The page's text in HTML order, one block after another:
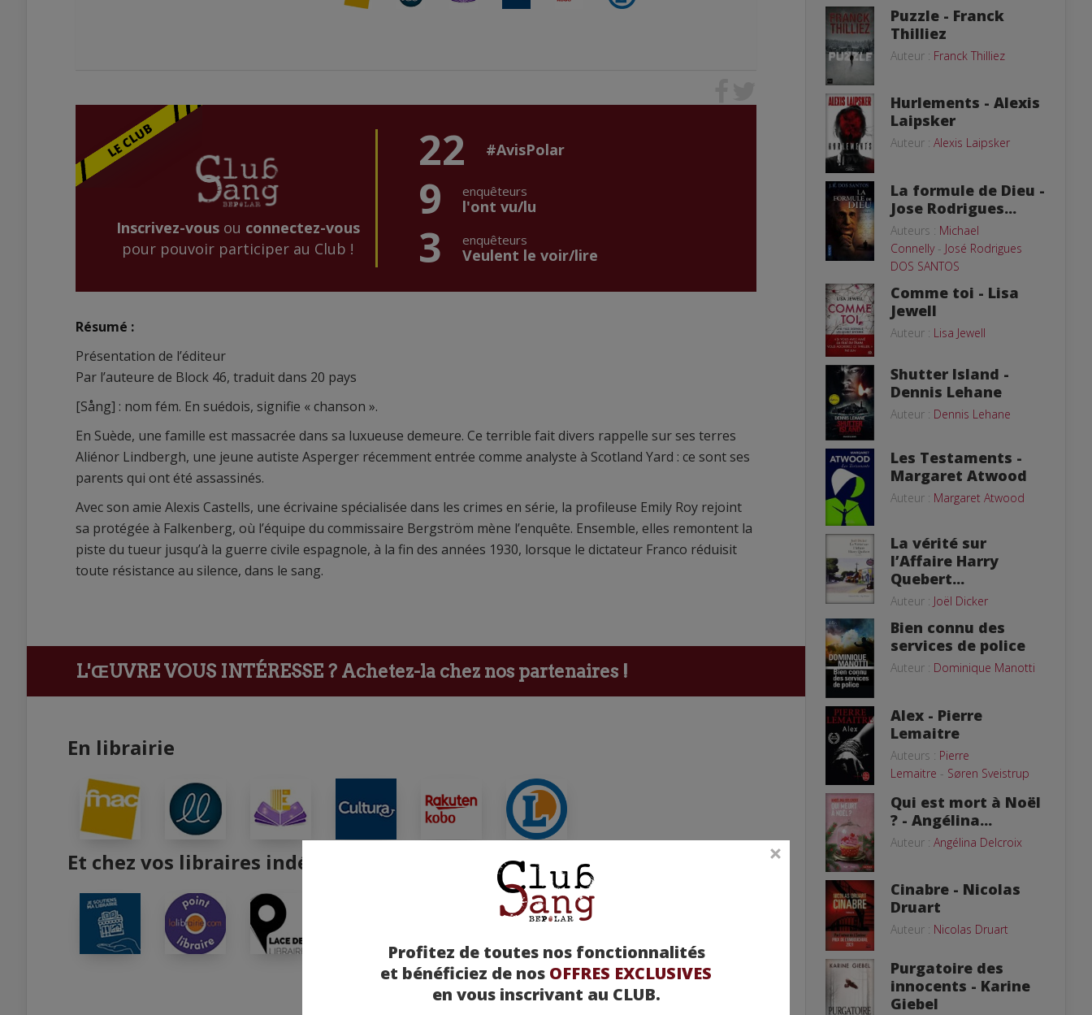
Profitez de toutes nos fonctionnalités
et bénéficiez de nos OFFRES EXCLUSIVES
en vous inscrivant au CLUB.
Inscrivez-vousou connectez-vous
pour pouvoir participer au Club !
22 #AvisPolar
9 enquêteurs
l'ont vu/lu
3 enquêteurs
Veulent le voir/lire
Résumé :
Présentation de l’éditeur
Par l’auteure de Block 46, traduit dans 20 pays
[Sång] : nom fém. En suédois, signifie « chanson ».
En Suède, une famille est massacrée dans sa luxueuse demeure. Ce terrible fait divers rappelle sur ses terres
Aliénor Lindbergh, une jeune autiste Asperger récemment entrée comme analyste à Scotland Yard : ce sont ses
parents qui ont été assassinés.
Avec son amie Alexis Castells, une écrivaine spécialisée dans les crimes en série, la profileuse Emily Roy rejoint
sa protégée à Falkenberg, où l’équipe du commissaire Bergström mène l’enquête. Ensemble, elles remontent la
piste du tueur jusqu’à la guerre civile espagnole, à la fin des années 1930, lorsque le dictateur Franco réduisit
toute résistance au silence, dans le sang.
L'ŒUVRE VOUS INTÉRESSE ? Achetez-la chez nos partenaires !
En librairie
Et chez vos libraires indépendants
Puzzle - Franck
Thilliez
Auteur : Franck Thilliez
Hurlements - Alexis
Laipsker
Auteur : Alexis Laipsker
La formule de Dieu -
Jose Rodrigues...
Auteurs : Michael
Connelly- José Rodrigues
DOS SANTOS
Comme toi - Lisa
Jewell
Auteur : Lisa Jewell
Shutter Island -
Dennis Lehane
Auteur : Dennis Lehane
Les Testaments -
Margaret Atwood
Auteur : Margaret Atwood
La vérité sur
l’Affaire Harry
Quebert...
Auteur : Joël Dicker
Bien connu des
services de police
Auteur : Dominique Manotti
Alex - Pierre
Lemaitre
Auteurs : Pierre
Lemaitre - Søren Sveistrup
Qui est mort à Noël
? - Angélina...
Auteur : Angélina Delcroix
Cinabre - Nicolas
Druart
Auteur : Nicolas Druart
Purgatoire des
innocents - Karine
Giebel